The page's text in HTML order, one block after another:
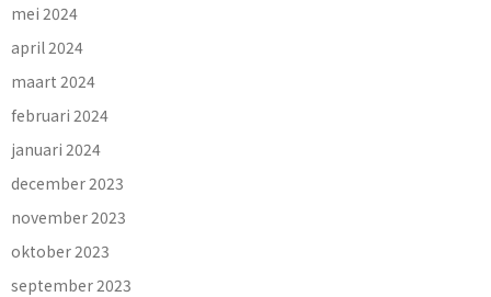
mei 2024
april 2024
maart 2024
februari 2024
januari 2024
december 2023
november 2023
oktober 2023
september 2023